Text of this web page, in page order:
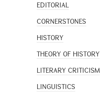
EDITORIAL
CORNERSTONES
HISTORY
THEORY OF HISTORY
LITERARY CRITICISM
LINGUISTICS